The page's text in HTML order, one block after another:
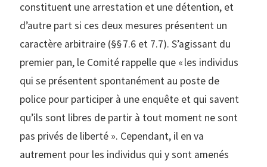
constituent une arrestation et une détention, et
d’autre part si ces deux mesures présentent un
caractère arbitraire (§§ 7.6 et 7.7). S’agissant du
premier pan, le Comité rappelle que « les individus
qui se présentent spontanément au poste de
police pour participer à une enquête et qui savent
qu’ils sont libres de partir à tout moment ne sont
pas privés de liberté ». Cependant, il en va
autrement pour les individus qui y sont amenés